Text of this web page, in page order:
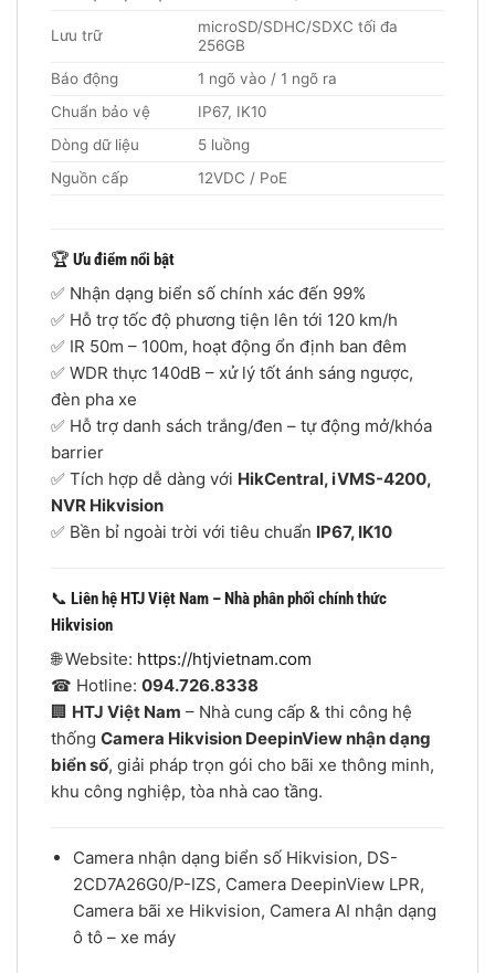
Lưu trữ
microSD/SDHC/SDXC tối đa
256GB
Báo động
1 ngõ vào / 1 ngõ ra
Chuẩn bảo vệ
IP67, IK10
Dòng dữ liệu
5 luồng
Nguồn cấp
12VDC / PoE
🏆 Ưu điểm nổi bật
✅ Nhận dạng biển số chính xác đến 99%
✅ Hỗ trợ tốc độ phương tiện lên tới 120 km/h
✅ IR 50m – 100m, hoạt động ổn định ban đêm
✅ WDR thực 140dB – xử lý tốt ánh sáng ngược,
đèn pha xe
✅ Hỗ trợ danh sách trắng/đen – tự động mở/khóa
barrier
✅ Tích hợp dễ dàng với HikCentral, iVMS-4200,
NVR Hikvision
✅ Bền bỉ ngoài trời với tiêu chuẩn IP67, IK10
📞 Liên hệ HTJ Việt Nam – Nhà phân phối chính thức
Hikvision
🌐 Website: https://htjvietnam.com
☎ Hotline: 094.726.8338
🏢 HTJ Việt Nam – Nhà cung cấp & thi công hệ
thống Camera Hikvision DeepinView nhận dạng
biển số, giải pháp trọn gói cho bãi xe thông minh,
khu công nghiệp, tòa nhà cao tầng.
Camera nhận dạng biển số Hikvision, DS-
2CD7A26G0/P-IZS, Camera DeepinView LPR,
Camera bãi xe Hikvision, Camera AI nhận dạng
ô tô – xe máy